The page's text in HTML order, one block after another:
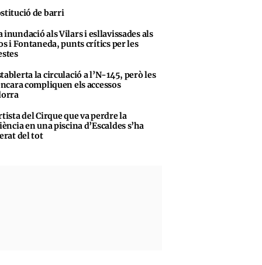
de barri
inundació als Vilars i esllavissades als
i Fontaneda, punts crítics per les
la circulació a l’N-145, però les
compliquen els accessos
del Cirque que va perdre la
en una piscina d’Escaldes s’ha
del tot